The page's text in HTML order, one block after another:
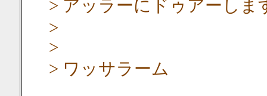
> アッラーにドゥアーしま
>
>
> ワッサラーム